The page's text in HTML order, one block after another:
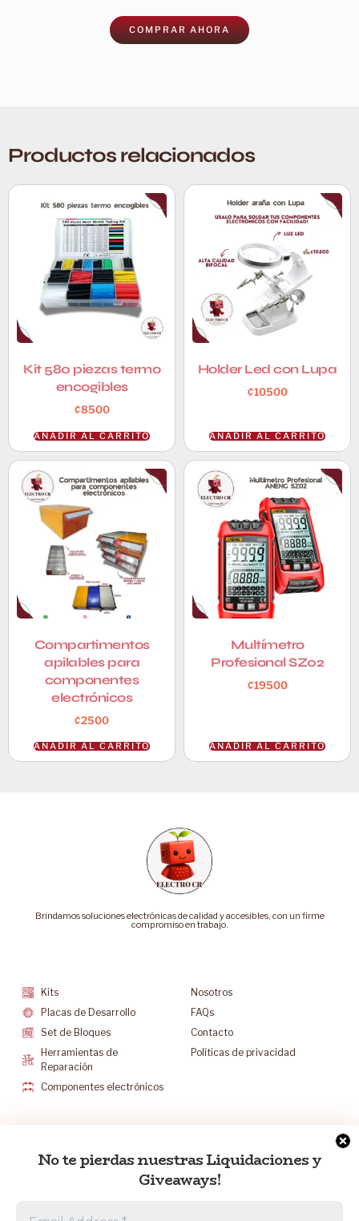
COMPRAR AHORA
No te pierdas nuestras Liquidaciones y
Giveaways!
Productos relacionados
Kit 580 piezas termo
encogibles
₡8500
AÑADIR AL CARRITO
Holder Led con Lupa
₡10500
AÑADIR AL CARRITO
Compartimentos
apilables para
componentes
electrónicos
₡2500
AÑADIR AL CARRITO
Multímetro
Profesional SZ02
₡19500
AÑADIR AL CARRITO
Brindamos soluciones electrónicas de calidad y accesibles, con un firme
compromiso en trabajo.
Kits
Placas de Desarrollo
Set de Bloques
Herramientas de
Reparación
Componentes electrónicos
Nosotros
FAQs
Contacto
Políticas de privacidad
info@electrocr.tech
S 8:30 a.m. a 12:00 p.m.